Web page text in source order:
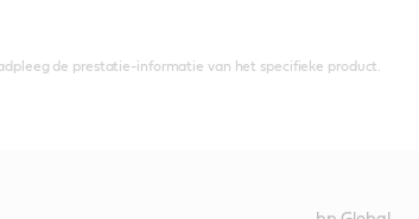
de prestatie-informatie van het specifieke product.